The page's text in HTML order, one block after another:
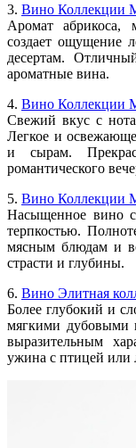
3. Вино Коллекции
Аромат абрикоса,
создает ощущение
десертам.
ароматные вина.
4. Вино Коллекции
Свежий вкус с
Легкое и
и сырам.
романтического
5. Вино Коллекции
Насыщенное вино
терпкостью.
мясным блюдам и
страсти и глубины.
6. Вино Элитная
Более глубокий и
мягкими дубовыми
выразительным
ужина с птицей или